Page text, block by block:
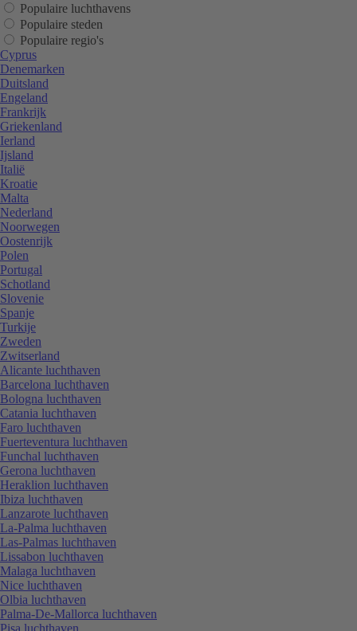
Populaire luchthavens
Populaire steden
Populaire regio's
Cyprus
Denemarken
Duitsland
Engeland
Frankrijk
Griekenland
Ierland
Ijsland
Italië
Kroatie
Malta
Nederland
Noorwegen
Oostenrijk
Polen
Portugal
Schotland
Slovenie
Spanje
Turkije
Zweden
Zwitserland
Alicante luchthaven
Barcelona luchthaven
Bologna luchthaven
Catania luchthaven
Faro luchthaven
Fuerteventura luchthaven
Funchal luchthaven
Gerona luchthaven
Heraklion luchthaven
Ibiza luchthaven
Lanzarote luchthaven
La-Palma luchthaven
Las-Palmas luchthaven
Lissabon luchthaven
Malaga luchthaven
Nice luchthaven
Olbia luchthaven
Palma-De-Mallorca luchthaven
Pisa luchthaven